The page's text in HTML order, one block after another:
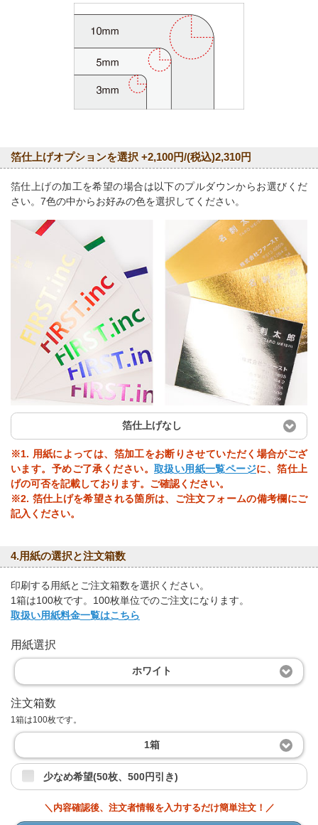
箔仕上げオプションを選択 +2,100円/(税込)2,310円
箔仕上げの加工を希望の場合は以下のプルダウンからお選びくだ
さい。7色の中からお好みの色を選択してください。
箔仕上げなし
※1. 用紙によっては、箔加工をお断りさせていただく場合がござ
います。予めご了承ください。 取扱い用紙一覧ページに、箔仕上
げの可否を記載しております。ご確認ください。
※2. 箔仕上げを希望される箇所は、ご注文フォームの備考欄にご
記入ください。
4.用紙の選択と注文箱数
印刷する用紙とご注文箱数を選択ください。
1箱は100枚です。100枚単位でのご注文になります。
取扱い用紙料金一覧はこちら
用紙選択
ホワイト
注文箱数
1箱は100枚です。
1箱
少なめ希望(50枚、500円引き)
＼内容確認後、注文者情報を入力するだけ簡単注文！／